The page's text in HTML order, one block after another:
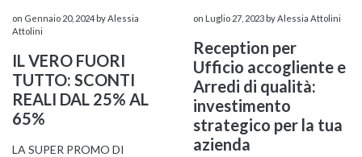
on Gennaio 20, 2024 by Alessia
Attolini
IL VERO FUORI
TUTTO: SCONTI
REALI DAL 25% AL
65%
LA SUPER PROMO DI
on Luglio 27, 2023 by Alessia Attolini
Reception per
Ufficio accogliente e
Arredi di qualità:
investimento
strategico per la tua
azienda